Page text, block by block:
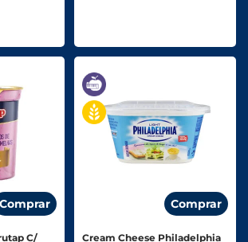
Comprar
C/
Comprar
Cream Cheese Philadelphia